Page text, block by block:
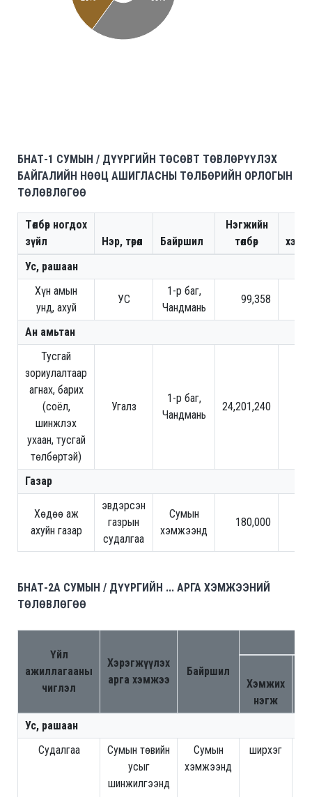
БНАТ-1 СУМЫН / ДҮҮРГИЙН ТӨСӨВТ ТӨВЛӨРҮҮЛЭХ
БАЙГАЛИЙН НӨӨЦ АШИГЛАСНЫ ТӨЛБӨРИЙН ОРЛОГЫН
ТӨЛӨВЛӨГӨӨ
Төлбөр ногдох
зүйл
Нэр, төрөл Байршил
Нэгжийн
төлбөр
Ус, рашаан
Хүн амын
унд, ахуй
УС
1-р баг,
Чандмань
99,358
Ан амьтан
Тусгай
зориулалтаар
агнах, барих
(соёл,
шинжлэх
ухаан, тусгай
төлбөртэй)
Угалз
1-р баг,
Чандмань
24,201,240
Газар
Хөдөө аж
ахуйн газар
эвдэрсэн
газрын
судалгаа
Сумын
хэмжээнд
180,000
БНАТ-2A СУМЫН / ДҮҮРГИЙН ... АРГА ХЭМЖЭЭНИЙ
ТӨЛӨВЛӨГӨӨ
Үйл
ажиллагааны
чиглэл
Хэрэгжүүлэх
арга хэмжээ
Байршил
Хэмжих
нэгж
Ус, рашаан
Судалгаа
Сумын төвийн
усыг
шинжилгээнд
Сумын
хэмжээнд
ширхэг